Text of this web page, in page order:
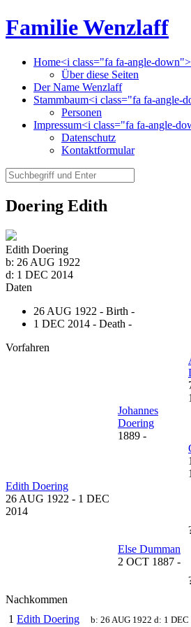
Familie Wenzlaff
Home<i class="fa fa-angle-
Über diese Seiten
Der Name Wenzlaff
Stammbaum<i class="fa fa-angle-
Personen
Impressum<i class="fa fa-angle-
Datenschutz
Kontaktformular
Doering Edith
Edith Doering
b: 26 AUG 1922
d: 1 DEC 2014
Daten
26 AUG 1922 - Birth -
1 DEC 2014 - Death -
Vorfahren
Johannes
Doering
1889 -
Edith Doering
26 AUG 1922 - 1 DEC
2014
Else Dumman
2 OCT 1887 -
Nachkommen
1 Edith Doering b:26 AUG 1922 d: 1